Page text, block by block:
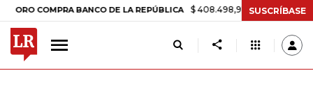
BANCO DE LA REPÚBLICA $ 408.498,97 +$ 8.753,81 +2,19%
SUSCRÍBASE